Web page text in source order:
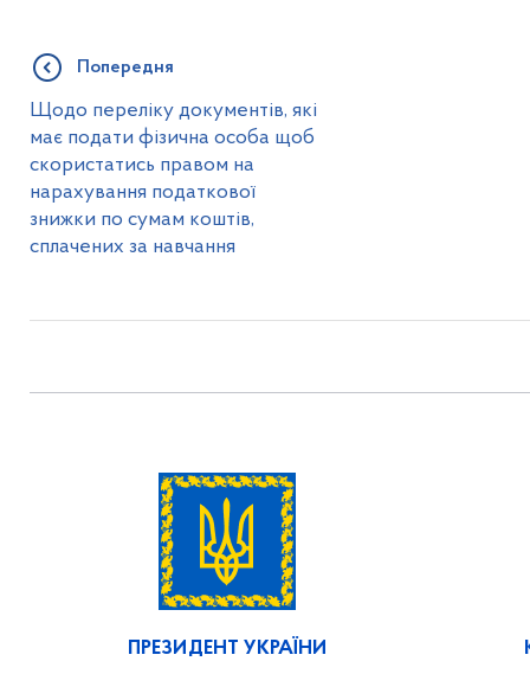
Попередня
Щодо переліку документів, які
має подати фізична особа щоб
скористатись правом на
нарахування податкової
знижки по сумам коштів,
сплачених за навчання
ПРЕЗИДЕНТ УКРАЇНИ